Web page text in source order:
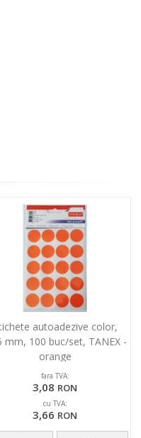
autoadezive color,
mm, 100 buc/set, TANEX -
orange
fara TVA:
3,08 RON
cu TVA:
3,66 RON